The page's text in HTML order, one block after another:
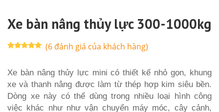
Xe bàn nâng thủy lực 300-1000kg
đánh giá
(6 đánh giá của khách hàng)
Xe bàn nâng thủy lực mini có thiết kế nhỏ gọn, khung
xe và thanh nâng được làm từ thép hợp kim siêu bền.
Dòng xe này có thể dùng trong nhiều loại hình công
việc khác như như vận chuyển máy móc, cây cảnh,